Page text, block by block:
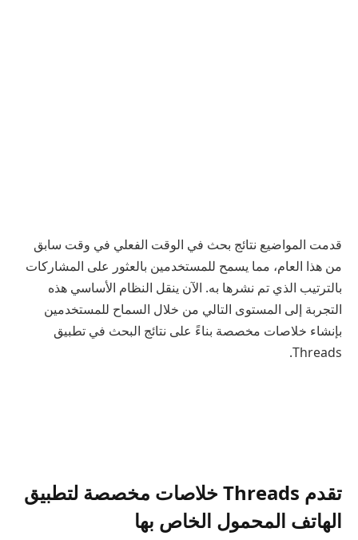
قدمت المواضيع نتائج بحث في الوقت الفعلي في وقت سابق
من هذا العام، مما يسمح للمستخدمين بالعثور على المشاركات
بالترتيب الذي تم نشرها به. الآن ينقل النظام الأساسي هذه
التجربة إلى المستوى التالي من خلال السماح للمستخدمين
بإنشاء خلاصات مخصصة بناءً على نتائج البحث في تطبيق
Threads.
تقدم Threads خلاصات مخصصة لتطبيق
الهاتف المحمول الخاص بها